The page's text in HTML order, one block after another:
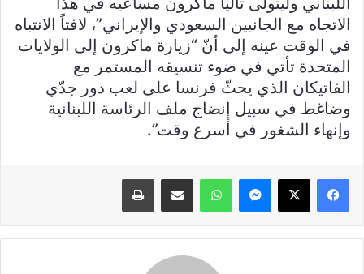
الاتجاه مع الجانبين السعودي والإيراني”، لافتاً الانتباه
في الوقت عينه إلى أنّ “زيارة ماكرون إلى الولايات
المتحدة تأتي في ضوء تنسيقه المستمر مع
الفاتيكان الذي يحثّ فرنسا على لعب دور جدّي
وضاغط في سبيل إنضاج ملف الرئاسة اللبنانية
وإنهاء الشغور في أسرع وقت”.
فيسبوك X ماسنجر واتساب مشاركة عبر البريد طباعة